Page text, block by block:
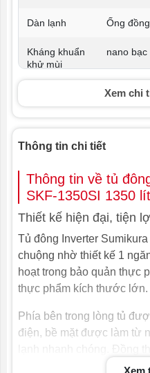
Dàn lạnh Ống
Kháng khuẩn
khử mùi
nano bạc
đông
-18ºC
tiêu thụ
Trọng lượng 132 kg
Lòng tủ Thép
Điều khiển và
độ
Digital
R290
Xem chi
Thông tin chi tiết
Thông tin về tủ
SKF-1350SI 1350
Thiết kế hiện đại, tiện
Tủ đông Inverter
chuộng nhờ thiết kế 1
hoạt trong bảo quản thực
thực phẩm kích thước lớn.
Phía bên trong lòng tủ
điện, bề mặt được làm từ
Xem